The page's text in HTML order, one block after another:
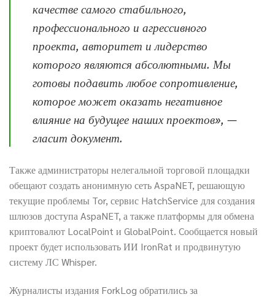
качестве самого стабильного,
профессионального и агрессивного
проекта, авторитет и лидерство
которого являются абсолютными. Мы
готовы подавить любое сопротивление,
которое может оказать негативное
влияние на будущее наших проектов», —
гласит документ.
Также администраторы нелегальной торговой площадки
обещают создать анонимную сеть AspaNET, решающую
текущие проблемы Tor, сервис HatchService для создания
шлюзов доступа AspaNET, а также платформы для обмена
криптовалют LocalPoint и GlobalPoint. Cообщается новый
проект будет использовать ИИ IronRat и продвинутую
систему ЛС Whisper.
Журналисты издания ForkLog обратились за